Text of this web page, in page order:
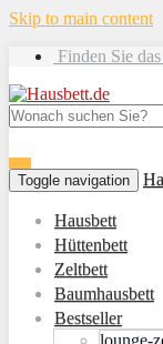
Skip to main content
Finden Sie
Toggle navigation
Hausbett
Hüttenbett
Zeltbett
Baumhausbett
Bestseller
lounge-